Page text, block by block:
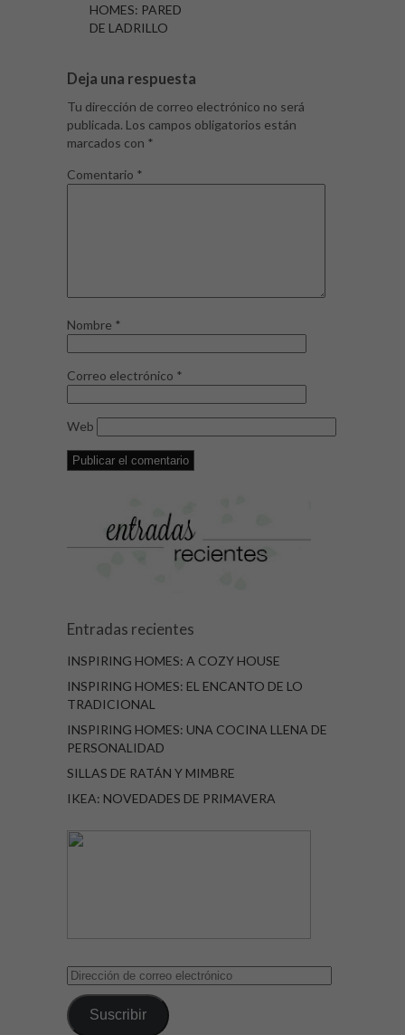
HOMES: PARED
DE LADRILLO
Deja una respuesta
Tu dirección de correo electrónico no será
publicada. Los campos obligatorios están
marcados con *
Comentario *
Nombre *
Correo electrónico *
Web
Entradas recientes
INSPIRING HOMES: A COZY HOUSE
INSPIRING HOMES: EL ENCANTO DE LO
TRADICIONAL
INSPIRING HOMES: UNA COCINA LLENA DE
PERSONALIDAD
SILLAS DE RATÁN Y MIMBRE
IKEA: NOVEDADES DE PRIMAVERA
Dirección
correo
electrónico
Suscribir